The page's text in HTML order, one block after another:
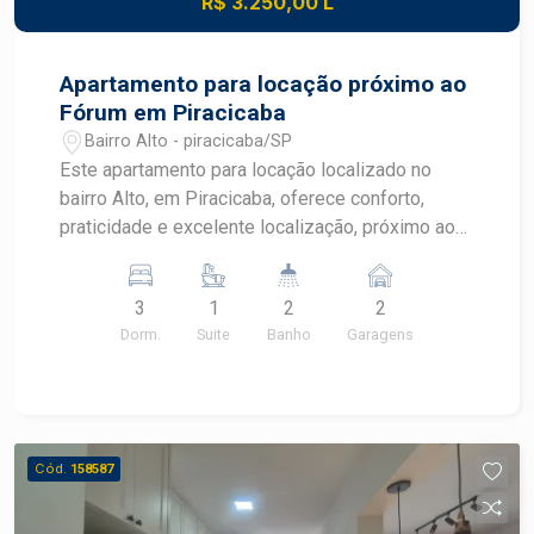
Apartamento para locação próximo ao
Fórum em Piracicaba
Bairro Alto - piracicaba/SP
Este apartamento para locação localizado no
bairro Alto, em Piracicaba, oferece conforto,
praticidade e excelente localização, próximo ao
planejados e infraestrutura completa de lazer no
condomínio, é uma excelente opção para quem
busca qualidade de vida no bairro Alto.
americano - Lavanderia integrada - 3 dormitórios,
sendo 1 suíte - Suíte com armários embutidos - 1
dormitório com armário embutido - Banheiro
3
Dorm.
1
Suite
2
Banho
2
Garagens
Cód. 158587